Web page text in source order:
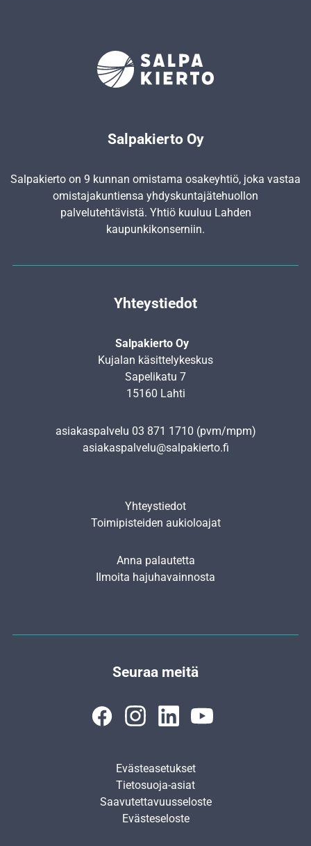
Salpakierto Oy
Salpakierto on 9 kunnan omistama osakeyhtiö, joka vastaa
omistajakuntiensa yhdyskunta­jätehuollon
palvelutehtävistä. Yhtiö kuuluu Lahden
kaupunkikonserniin.
Yhteystiedot
Salpakierto Oy
Kujalan käsittelykeskus
Sapelikatu 7
15160 Lahti
asiakaspalvelu 03 871 1710 (pvm/mpm)
asiakaspalvelu@salpakierto.fi
Yhteystiedot
Toimipisteiden aukioloajat
Anna palautetta
Ilmoita hajuhavainnosta
Seuraa meitä
Evästeasetukset
Tietosuoja-asiat
Saavutettavuusseloste
Evästeseloste